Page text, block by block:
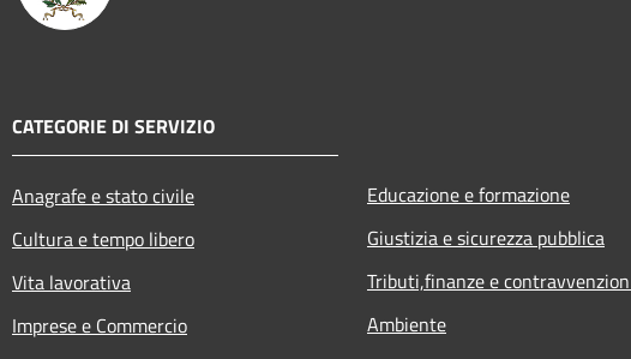
CATEGORIE DI SERVIZIO
Anagrafe e stato civile
Cultura e tempo libero
Vita lavorativa
Imprese e Commercio
Educazione e formazione
Giustizia e sicurezza pubblica
Tributi,finanze e
Ambiente